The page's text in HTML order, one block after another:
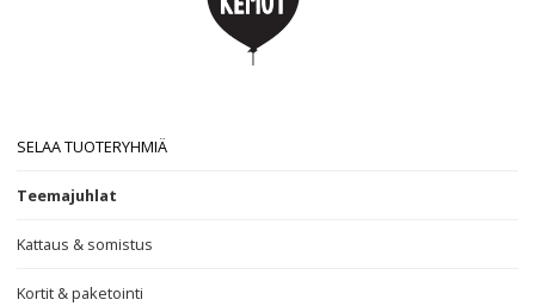
SELAA TUOTERYHMIÄ
Teemajuhlat
Kattaus & somistus
Kortit & paketointi